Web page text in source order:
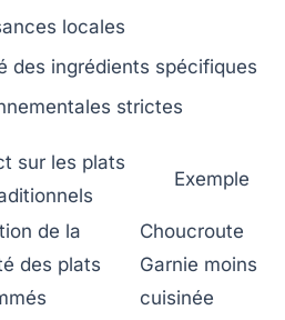
locales
des ingrédients spécifiques
strictes
sur les plats
Exemple
de la
des plats
Choucroute
Garnie moins
cuisinée